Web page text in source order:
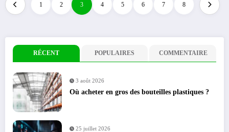
1 2 3 4 5 6 7 8
RÉCENT POPULAIRES COMMENTAIRE
3 août 2026
Où acheter en gros des bouteilles plastiques ?
25 juillet 2026